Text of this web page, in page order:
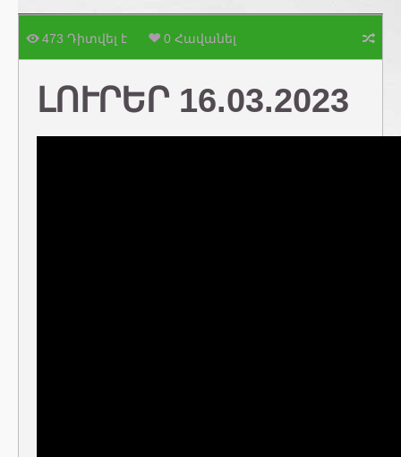
473 Դիտվել է 0 Հավանել
ԼՈՒՐԵՐ 16.03.2023